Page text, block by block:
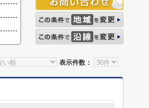
表示件数：